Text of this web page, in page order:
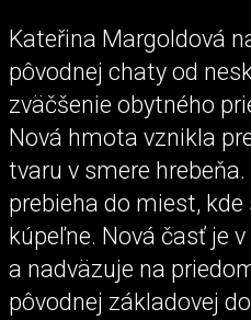
Kateřina Margoldová
pôvodnej chaty od
zväčšenie obytného
Nová hmota vznikla
tvaru v smere
prebieha do miest,
kúpeľne. Nová časť je
a nadväzuje na
pôvodnej základovej